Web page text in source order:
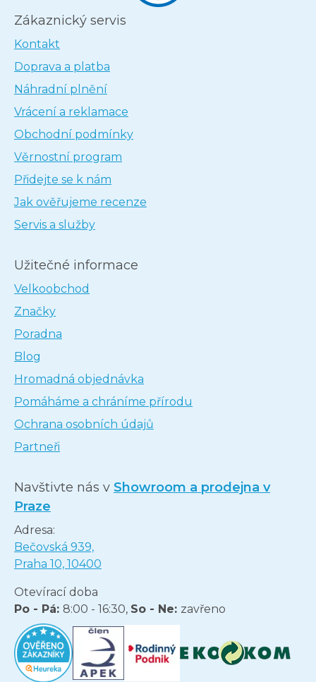
Zákaznický servis
Kontakt
Doprava a platba
Náhradní plnění
Vrácení a reklamace
Obchodní podmínky
Věrnostní program
Přidejte se k nám
Jak ověřujeme recenze
Servis a služby
Užitečné informace
Velkoobchod
Značky
Poradna
Blog
Hromadná objednávka
Pomáháme a chráníme přírodu
Ochrana osobních údajů
Partneři
Navštivte nás v Showroom a prodejna v
Praze
Adresa:
Bečovská 939,
Praha 10, 10400
Otevírací doba
Po - Pá: 8:00 - 16:30, So - Ne: zavřeno